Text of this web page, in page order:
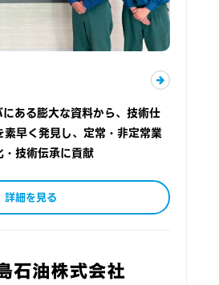
ある膨大な資料から、技術仕
早く発見し、定常・非定常業
技術伝承に貢献
詳細を見る